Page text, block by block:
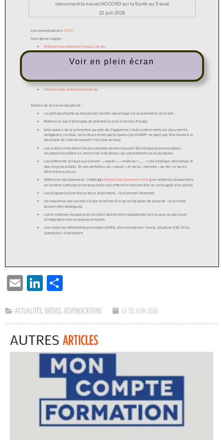
Voir en plein écran
EMAIL LINKEDIN
ACTUALITÉS, BRÈVES, REVENDICATIONS LE 30 JUIN 2026
AUTRES ARTICLES